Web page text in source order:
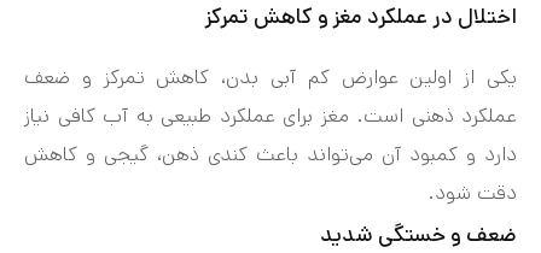
اختلال در عملکرد مغز و کاهش تمرکز
یکی از اولین عوارض کم‌ آبی بدن، کاهش تمرکز و ضعف
عملکرد ذهنی است. مغز برای عملکرد طبیعی به آب کافی نیاز
دارد و کمبود آن می‌تواند باعث کندی ذهن، گیجی و کاهش
دقت شود.
ضعف و خستگی شدید